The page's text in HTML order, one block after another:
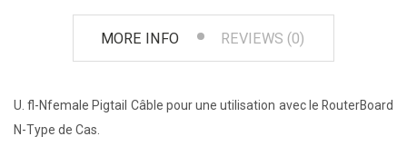
MORE INFO REVIEWS (0)
U. fl-Nfemale Pigtail Câble pour une utilisation avec le RouterBoard
N-Type de Cas.